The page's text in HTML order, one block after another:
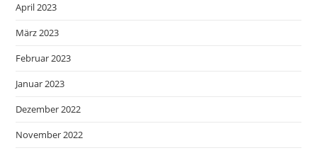
April 2023
März 2023
Februar 2023
Januar 2023
Dezember 2022
November 2022